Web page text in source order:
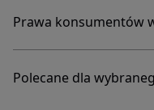
Prawa konsumentów
Polecane dla